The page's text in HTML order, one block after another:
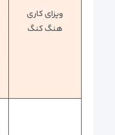
ویزای کاری
هنگ کنگ